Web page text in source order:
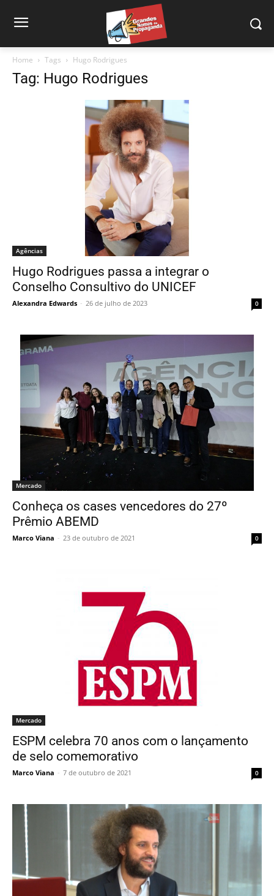
Home Tags Hugo Rodrigues
Tag: Hugo Rodrigues
Agências
Hugo Rodrigues passa a integrar o
Conselho Consultivo do UNICEF
Alexandra Edwards - 26 de julho de 2023 0
Mercado
Conheça os cases vencedores do 27º
Prêmio ABEMD
Marco Viana - 23 de outubro de 2021 0
Mercado
ESPM celebra 70 anos com o lançamento
de selo comemorativo
Marco Viana - 7 de outubro de 2021 0